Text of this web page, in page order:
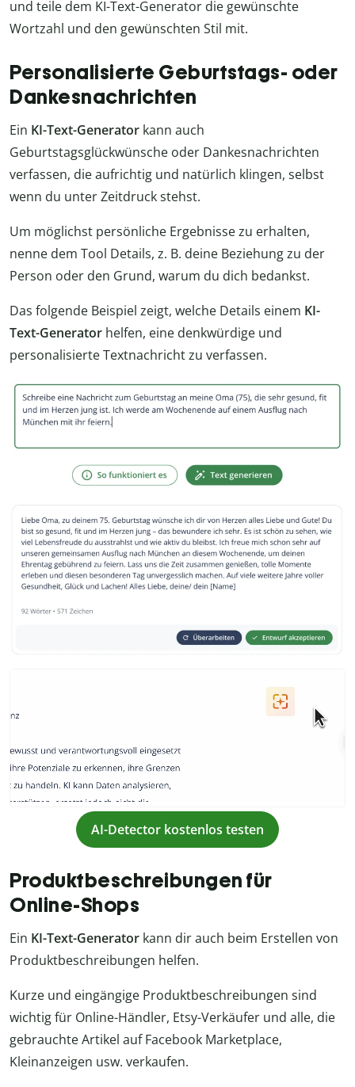
und teile dem KI-Text-Generator die gewünschte
Wortzahl und den gewünschten Stil mit.
Personalisierte Geburtstags- oder
Dankesnachrichten
Ein KI-Text-Generator kann auch
Geburtstagsglückwünsche oder Dankesnachrichten
verfassen, die aufrichtig und natürlich klingen, selbst
wenn du unter Zeitdruck stehst.
Um möglichst persönliche Ergebnisse zu erhalten,
nenne dem Tool Details, z. B. deine Beziehung zu der
Person oder den Grund, warum du dich bedankst.
Das folgende Beispiel zeigt, welche Details einem KI-
Text-Generator helfen, eine denkwürdige und
personalisierte Textnachricht zu verfassen.
AI-Detector kostenlos testen
Produktbeschreibungen für
Online-Shops
Ein KI-Text-Generator kann dir auch beim Erstellen von
Produktbeschreibungen helfen.
Kurze und eingängige Produktbeschreibungen sind
wichtig für Online-Händler, Etsy-Verkäufer und alle, die
gebrauchte Artikel auf Facebook Marketplace,
Kleinanzeigen usw. verkaufen.